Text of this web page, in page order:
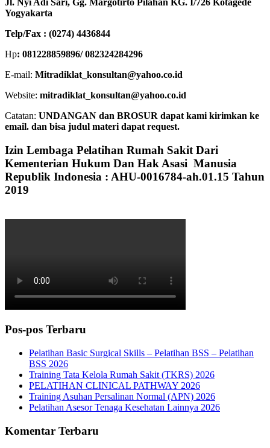
Jl. Nyi Adi Sari, Gg. Margotirto Pilahan KG. I/726 Kotagede
Yogyakarta
Telp/Fax : (0274) 4436844
Hp: 081228859896/ 082324284296
E-mail: Mitradiklat_konsultan@yahoo.co.id
Website: mitradiklat_konsultan@yahoo.co.id
Catatan: UNDANGAN dan BROSUR dapat kami kirimkan ke
email. dan bisa judul materi dapat request.
Izin Lembaga Pelatihan Rumah Sakit Dari
Kementerian Hukum Dan Hak Asasi Manusia
Republik Indonesia : AHU-0016784-ah.01.15 Tahun
2019
Pos-pos Terbaru
Pelatihan Basic Surgical Skills – Pelatihan BSS – Pelatihan
BSS 2026
Training Tata Kelola Rumah Sakit (TKRS) 2026
PELATIHAN CLINICAL PATHWAY 2026
Training Asuhan Persalinan Normal (APN) 2026
Pelatihan Asesor Tenaga Kesehatan Lainnya 2026
Komentar Terbaru